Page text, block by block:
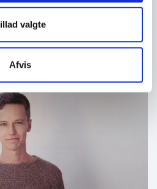
valgte
Afvis
og verden, vi lever i.